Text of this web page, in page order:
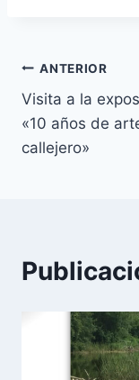
de
entradas
ANTERIOR
Visita a la
«10 años de
callejero»